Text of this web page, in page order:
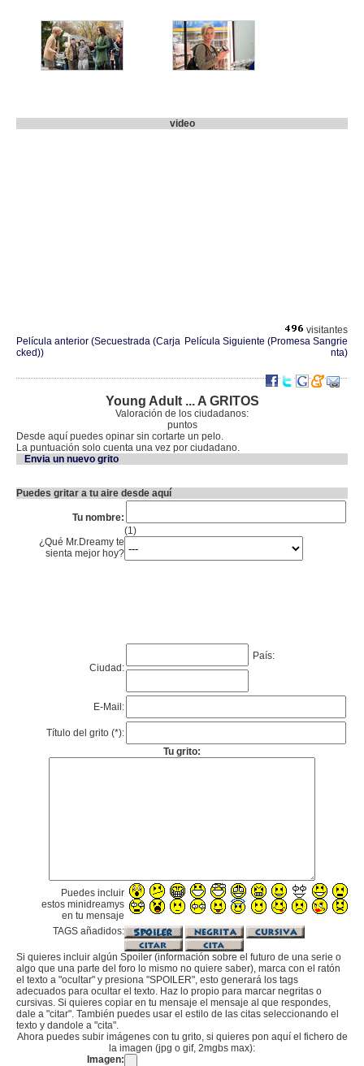
video
visitantes
Película anterior (Secuestrada (Carja
cked))
Película Siguiente (Promesa Sangrie
nta)
Young Adult ... A GRITOS
Valoración de los ciudadanos:
puntos
Desde aquí puedes opinar sin cortarte un pelo.
La puntuación solo cuenta una vez por ciudadano.
Envia un nuevo grito
Puedes gritar a tu aire desde aquí
Tu nombre:
(1)
¿Qué Mr.Dreamy te
sienta mejor hoy?
Ciudad:
País:
E-Mail:
Título del grito (*):
Tu grito:
Puedes incluir
estos minidreamys
en tu mensaje
TAGS añadidos:
Si quieres incluir algún Spoiler (información sobre el futuro de una serie o
algo que una parte del foro lo mismo no quiere saber), marca con el ratón
el texto a "ocultar" y presiona "SPOILER", esto generará los tags
adecuados para ocultar el texto. Haz lo propio para marcar negritas o
cursivas. Si quieres copiar en tu mensaje el mensaje al que respondes,
dale a "citar". También puedes usar el estilo de las citas seleccionando el
texto y dandole a "cita".
Ahora puedes subir imágenes con tu grito, si quieres pon aquí el fichero de
la imagen (jpg o gif, 2mgbs max):
Imagen: